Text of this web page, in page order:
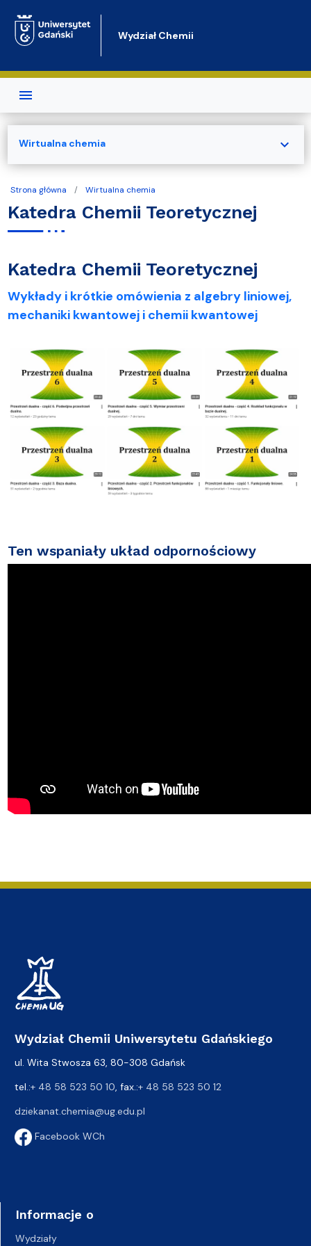
Wydział Chemii
Strona główna Wirtualna chemia
Katedra Chemii Teoretycznej
Katedra Chemii Teoretycznej
Wykłady i krótkie omówienia z algebry liniowej,
mechaniki kwantowej i chemii kwantowej
Ten wspaniały układ odpornościowy
Wirtualna chemia expand_more
Wydział Chemii Uniwersytetu Gdańskiego
ul. Wita Stwosza 63, 80-308 Gdańsk
tel.:+ 48 58 523 50 10, fax.:+ 48 58 523 50 12
dziekanat.chemia@ug.edu.pl
Facebook WCh
Informacje o
Wydziały